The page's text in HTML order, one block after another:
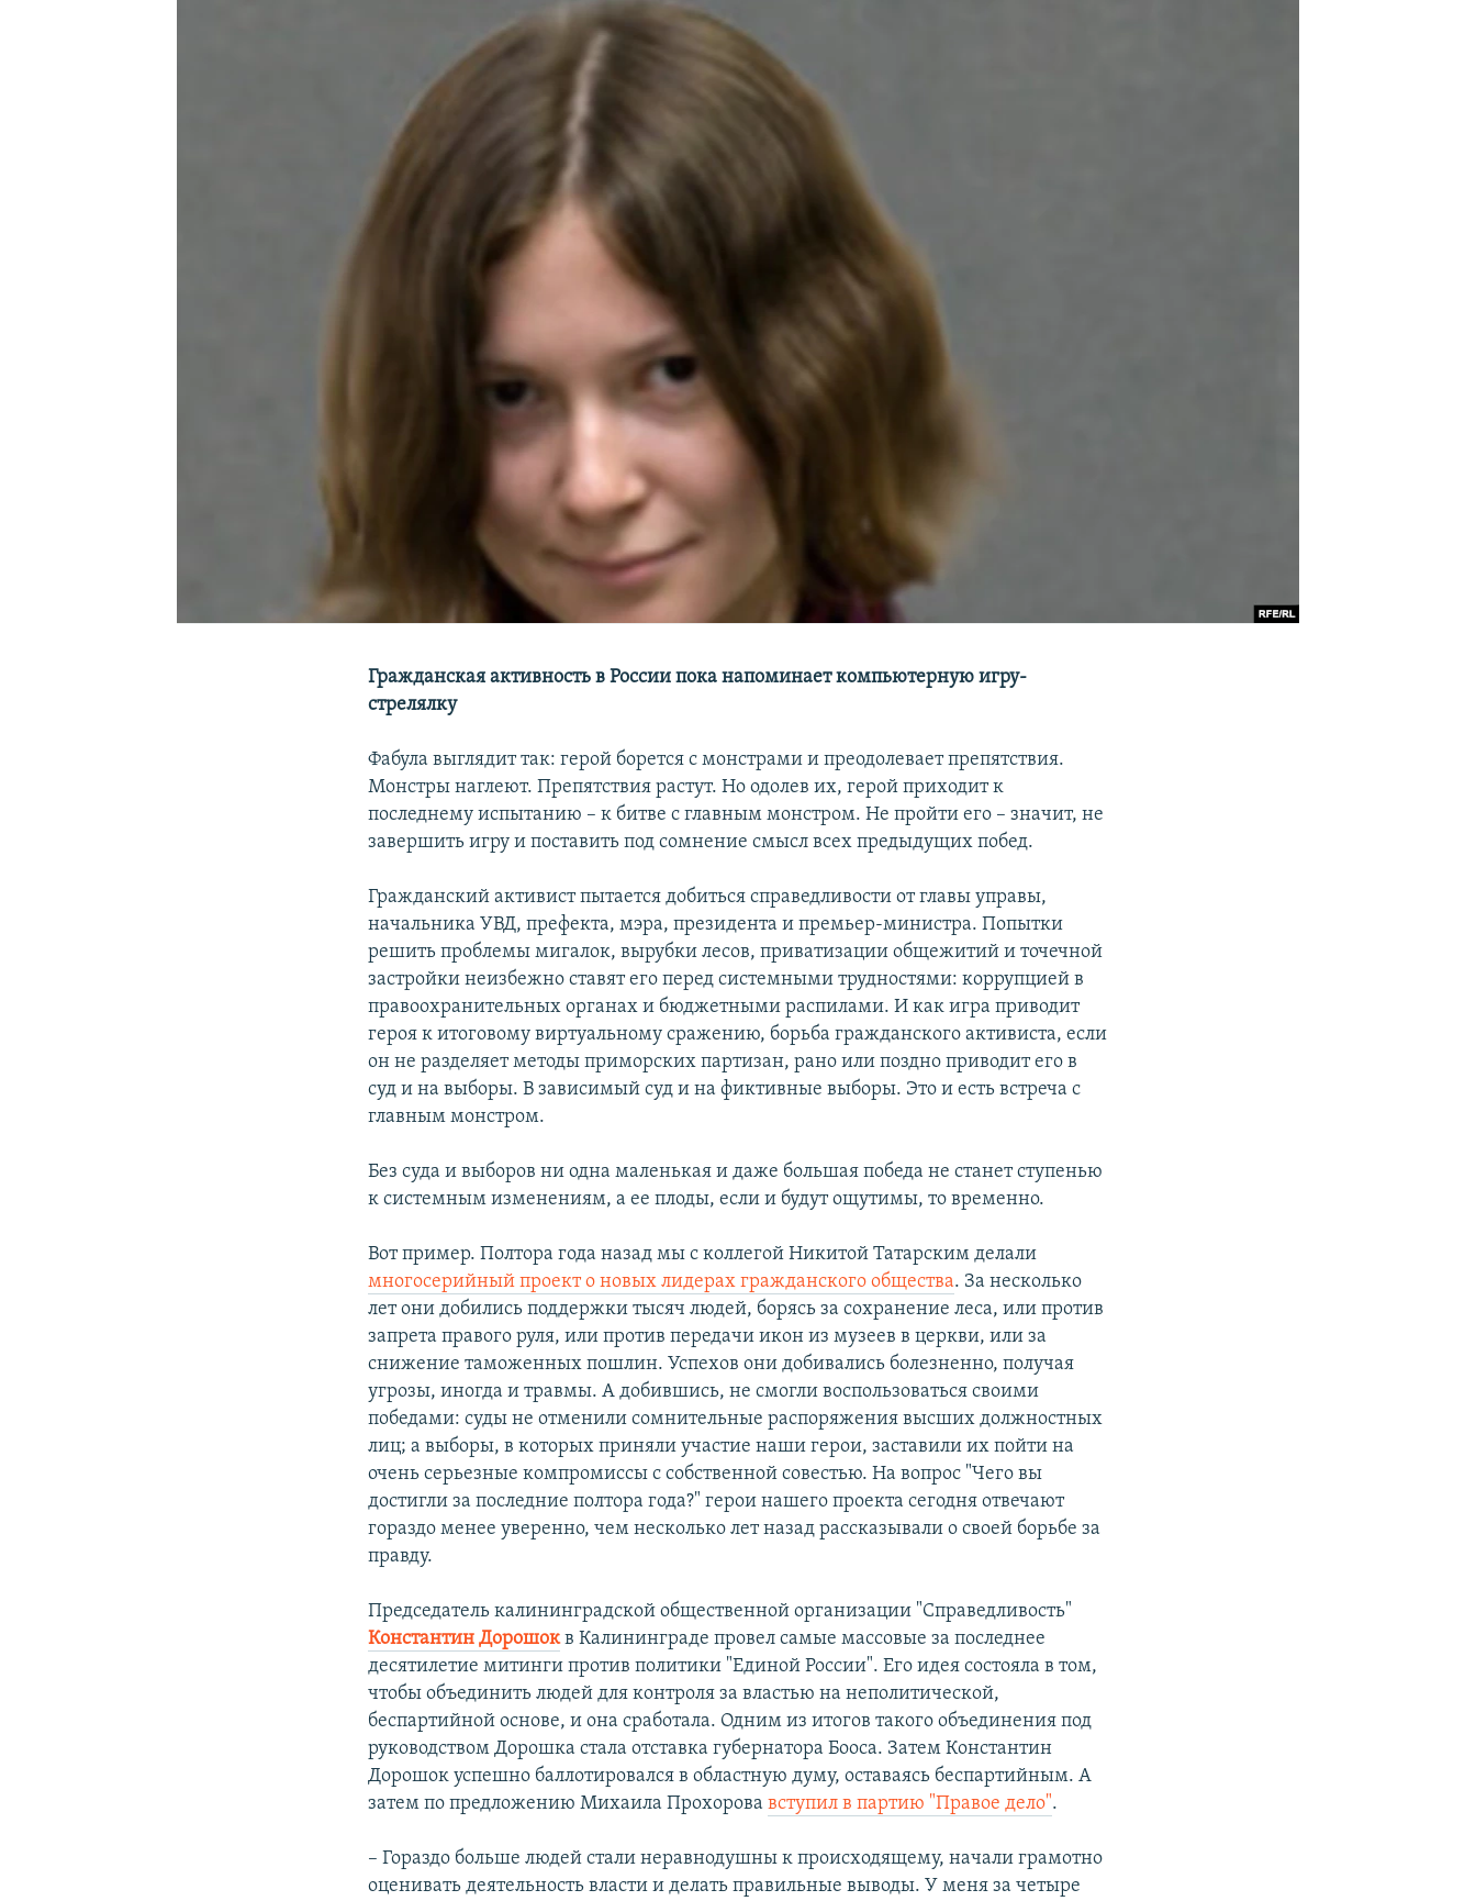
Гражданская активность в России пока напоминает компьютерную игру-
стрелялку
Фабула выглядит так: герой борется с монстрами и преодолевает препятствия.
Монстры наглеют. Препятствия растут. Но одолев их, герой приходит к
последнему испытанию – к битве с главным монстром. Не пройти его – значит, не
завершить игру и поставить под сомнение смысл всех предыдущих побед.
Гражданский активист пытается добиться справедливости от главы управы,
начальника УВД, префекта, мэра, президента и премьер-министра. Попытки
решить проблемы мигалок, вырубки лесов, приватизации общежитий и точечной
застройки неизбежно ставят его перед системными трудностями: коррупцией в
правоохранительных органах и бюджетными распилами. И как игра приводит
героя к итоговому виртуальному сражению, борьба гражданского активиста, если
он не разделяет методы приморских партизан, рано или поздно приводит его в
суд и на выборы. В зависимый суд и на фиктивные выборы. Это и есть встреча с
главным монстром.
Без суда и выборов ни одна маленькая и даже большая победа не станет ступенью
к системным изменениям, а ее плоды, если и будут ощутимы, то временно.
Вот пример. Полтора года назад мы с коллегой Никитой Татарским делали
многосерийный проект о новых лидерах гражданского общества. За несколько
лет они добились поддержки тысяч людей, борясь за сохранение леса, или против
запрета правого руля, или против передачи икон из музеев в церкви, или за
снижение таможенных пошлин. Успехов они добивались болезненно, получая
угрозы, иногда и травмы. А добившись, не смогли воспользоваться своими
победами: суды не отменили сомнительные распоряжения высших должностных
лиц; а выборы, в которых приняли участие наши герои, заставили их пойти на
очень серьезные компромиссы с собственной совестью. На вопрос "Чего вы
достигли за последние полтора года?" герои нашего проекта сегодня отвечают
гораздо менее уверенно, чем несколько лет назад рассказывали о своей борьбе за
правду.
Председатель калининградской общественной организации "Справедливость"
Константин Дорошокв Калининграде провел самые массовые за последнее
десятилетие митинги против политики "Единой России". Его идея состояла в том,
чтобы объединить людей для контроля за властью на неполитической,
беспартийной основе, и она сработала. Одним из итогов такого объединения под
руководством Дорошка стала отставка губернатора Бооса. Затем Константин
Дорошок успешно баллотировался в областную думу, оставаясь беспартийным. А
затем по предложению Михаила Прохоровавступил в партию "Правое дело".
– Гораздо больше людей стали неравнодушны к происходящему, начали грамотно
оценивать деятельность власти и делать правильные выводы. У меня за четыре